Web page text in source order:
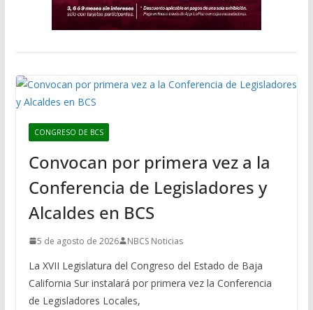
CONGRESO DE BCS
Convocan por primera vez a la
Conferencia de Legisladores y
Alcaldes en BCS
5 de agosto de 2026 NBCS Noticias
La XVII Legislatura del Congreso del Estado de Baja
California Sur instalará por primera vez la Conferencia
de Legisladores Locales,